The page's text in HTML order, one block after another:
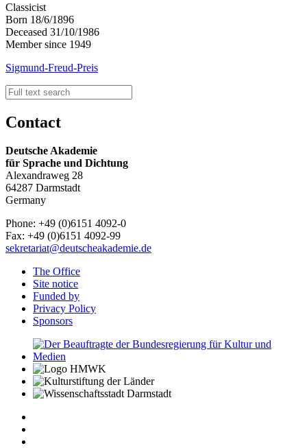
Classicist
Born 18/6/1896
Deceased 31/10/1986
Member since 1949
Sigmund-Freud-Preis
Contact
Deutsche Akademie
für Sprache und Dichtung
Alexandraweg 28
64287 Darmstadt
Germany
Phone: +49 (0)6151 4092-0
Fax: +49 (0)6151 4092-99
sekretariat@deutscheakademie.de
The Office
Site notice
Funded by
Privacy Policy
Sponsors